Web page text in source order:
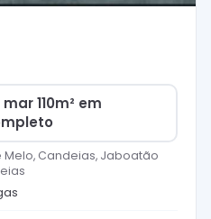
110m² em
Candeias, Jaboatão
s